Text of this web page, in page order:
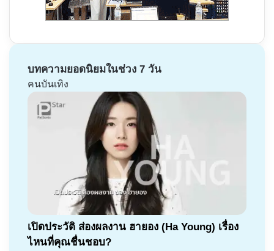
บทความยอดนิยมในช่วง 7 วัน
คนบันเทิง
เปิดประวัติ ส่องผลงาน ฮายอง (Ha Young) เรื่อง
ไหนที่คุณชื่นชอบ?